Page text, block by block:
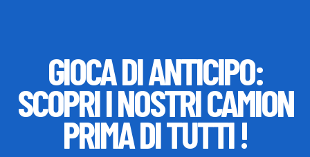
GIOCA DI ANTICIPO:
SCOPRI I NOSTRI CAMION
PRIMA DI TUTTI !